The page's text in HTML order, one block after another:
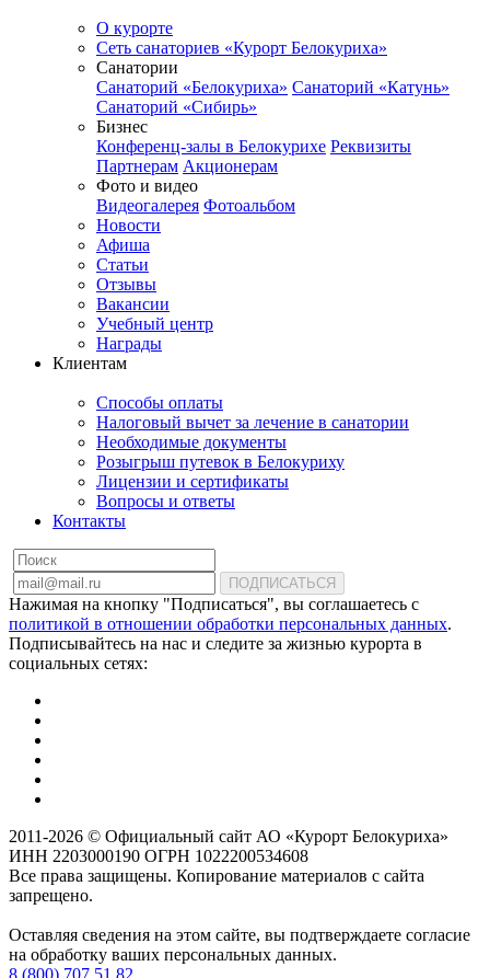
О курорте
Сеть санаториев «Курорт Белокуриха»
Санатории
Санаторий «Белокуриха» Санаторий «Катунь»
Санаторий «Сибирь»
Бизнес
Конференц-залы в Белокурихе Реквизиты
Партнерам Акционерам
Фото и видео
Видеогалерея Фотоальбом
Новости
Афиша
Статьи
Отзывы
Вакансии
Учебный центр
Награды
Клиентам
Способы оплаты
Налоговый вычет за лечение в санатории
Необходимые документы
Розыгрыш путевок в Белокуриху
Лицензии и сертификаты
Вопросы и ответы
Контакты
ПОДПИСАТЬСЯ
Нажимая на кнопку "Подписаться", вы соглашаетесь с
политикой в отношении обработки персональных данных.
Подписывайтесь на нас и следите за жизнью курорта в
социальных сетях:
2011-2026 © Официальный сайт АО «Курорт Белокуриха»
ИНН 2203000190 ОГРН 1022200534608
Все права защищены. Копирование материалов с сайта
запрещено.
Оставляя сведения на этом сайте, вы подтверждаете согласие
на обработку ваших персональных данных.